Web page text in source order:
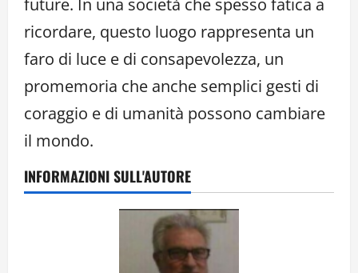
future. In una società che spesso fatica a
ricordare, questo luogo rappresenta un
faro di luce e di consapevolezza, un
promemoria che anche semplici gesti di
coraggio e di umanità possono cambiare
il mondo.
INFORMAZIONI SULL'AUTORE